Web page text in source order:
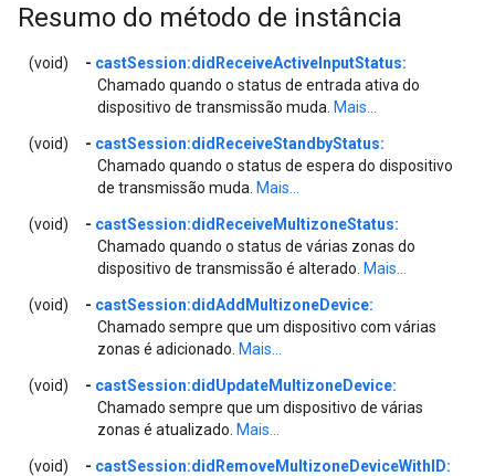
Resumo do método de instância
(void) - castSession:didReceiveActiveInputStatus:
Chamado quando o status de entrada ativa do
dispositivo de transmissão muda. Mais...
(void) - castSession:didReceiveStandbyStatus:
Chamado quando o status de espera do dispositivo
de transmissão muda. Mais...
(void) - castSession:didReceiveMultizoneStatus:
Chamado quando o status de várias zonas do
dispositivo de transmissão é alterado. Mais...
(void) - castSession:didAddMultizoneDevice:
Chamado sempre que um dispositivo com várias
zonas é adicionado. Mais...
(void) - castSession:didUpdateMultizoneDevice:
Chamado sempre que um dispositivo de várias
zonas é atualizado. Mais...
(void) - castSession:didRemoveMultizoneDeviceWithID: